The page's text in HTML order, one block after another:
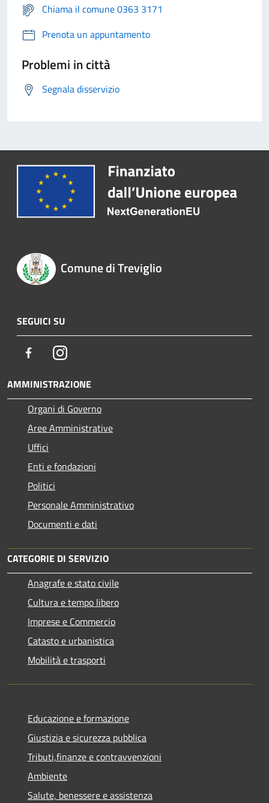
Chiama il comune 0363 3171
Prenota un appuntamento
Problemi in città
Segnala disservizio
Comune di Treviglio
SEGUICI SU
FacebookInstagram
AMMINISTRAZIONE
Organi di Governo
Aree Amministrative
Uffici
Enti e fondazioni
Politici
Personale Amministrativo
Documenti e dati
CATEGORIE DI SERVIZIO
Anagrafe e stato civile
Cultura e tempo libero
Imprese e Commercio
Catasto e urbanistica
Mobilità e trasporti
Educazione e formazione
Giustizia e sicurezza pubblica
Tributi,finanze e contravvenzioni
Ambiente
Salute, benessere e assistenza